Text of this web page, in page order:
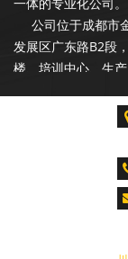
公司位于成都市
发展区广东路B2段
楼、培训中心、生
上，拥有各类生产
套，具备年产
长庆油田、青海油
胜利油田、辽河油
成都杰森成立于